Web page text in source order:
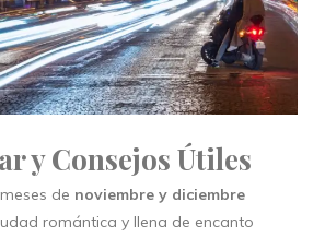
y Consejos Útiles
de noviembre y diciembre
romántica y llena de encanto